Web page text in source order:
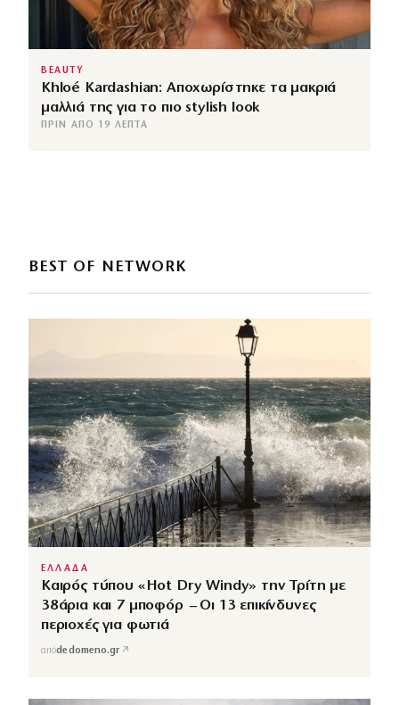
BEAUTY
Khloé Kardashian: Αποχωρίστηκε τα μακριά
μαλλιά της για το πιο stylish look
ΠΡΙΝ ΑΠΌ 19 ΛΕΠΤΆ
BEST OF NETWORK
ΕΛΛΑΔΑ
Καιρός τύπου «Hot Dry Windy» την Τρίτη με
38άρια και 7 μποφόρ – Οι 13 επικίνδυνες
περιοχές για φωτιά
απόdedomeno.gr ↗